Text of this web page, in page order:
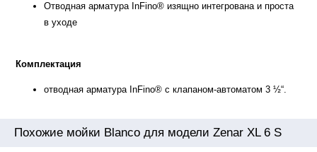
Отводная арматура InFino® изящно интегрована и проста
в уходе
Комплектация
отводная арматура InFino® с клапаном-автоматом 3 ½“.
Похожие мойки Blanco для модели Zenar XL 6 S